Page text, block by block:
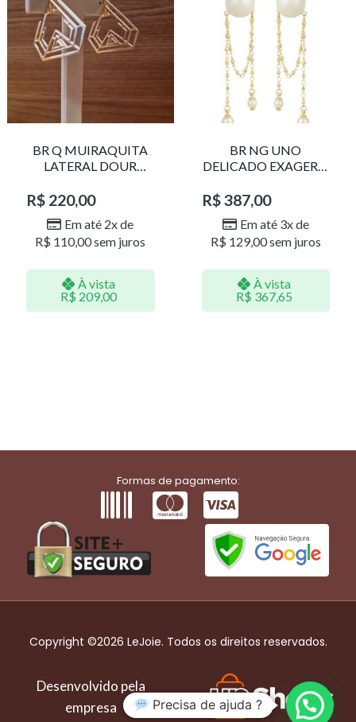
BR Q MUIRAQUITA
LATERAL DOUR
R$ 220,00
Em até 2x de
R$ 110,00sem juros
À vista
R$ 209,00
BR NG UNO
DELICADO EXAGERO
R$387,00
Em até 3x de
R$ 129,00sem juros
À vista
R$ 367,65
Formas de pagamento:
Copyright ©2026 LeJoie. Todos os direitos reservados.
Desenvolvido pela
empresa
Precisa de ajuda ?